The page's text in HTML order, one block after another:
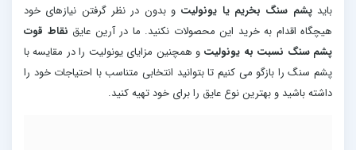
بایدپشم سنگ بخریم یا یونولیت و بدون در نظر گرفتن نیازهای خود
هیچگاه اقدام به خرید این محصولات نکنید. ما در آرین عایق نقاط قوت
پشم سنگ نسبت به یونولیت و همچنین مزایای یونولیت را در مقایسه با
پشم سنگ را بازگو می کنیم تا بتوانید انتخابی متناسب با احتیاجات خود را
داشته باشید و بهترین نوع عایق را برای خود تهیه کنید.